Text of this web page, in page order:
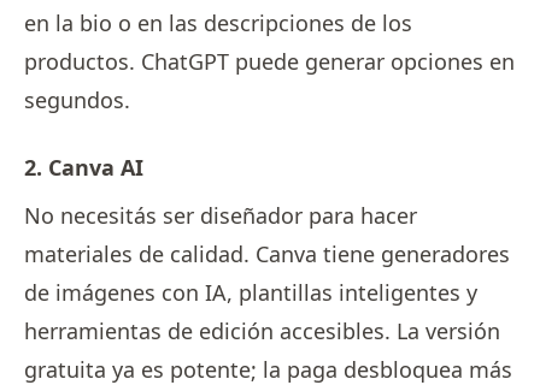
en la bio o en las descripciones de los
productos. ChatGPT puede generar opciones en
segundos.
2. Canva AI
No necesitás ser diseñador para hacer
materiales de calidad. Canva tiene generadores
de imágenes con IA, plantillas inteligentes y
herramientas de edición accesibles. La versión
gratuita ya es potente; la paga desbloquea más